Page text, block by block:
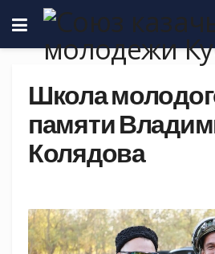
Школа
памяти
Колядова